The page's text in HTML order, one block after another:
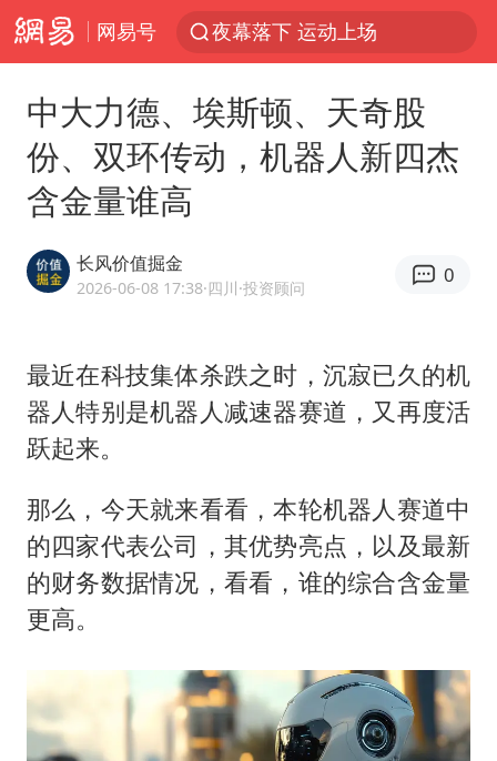
网易号
夜幕落下 运动上场
1岁宝宝碰坏纸巾盒 宝妈被索赔924元
Meta被判支付5.67亿美元
OpenAI为免费用户升级GPT-5.6 Luna
实探山东最热的“中国蔬菜之乡”
船舶避风项目停工 多地全力防台风
命案逃犯躲进深山21年活得像野人
男子结婚8年发现3个女儿均非亲生
奋进开新局 实干挑大梁
中大力德、埃斯顿、天奇股
份、双环传动，机器人新四杰
含金量谁高
长风价值掘金
2026-06-08 17:38·四川·投资顾问
0
最近在科技集体杀跌之时，沉寂已久的机
器人特别是机器人减速器赛道，又再度活
跃起来。
那么，今天就来看看，本轮机器人赛道中
的四家代表公司，其优势亮点，以及最新
的财务数据情况，看看，谁的综合含金量
更高。